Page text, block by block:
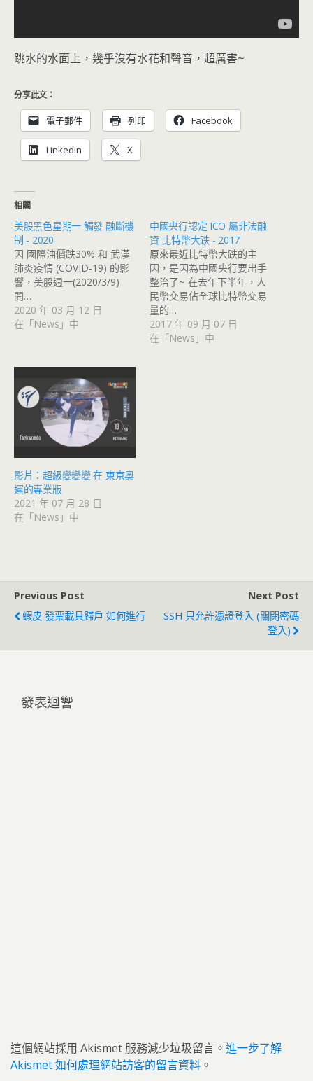
跳水的水面上，幾乎沒有水花和聲音，超厲害~
分享此文：
電子郵件 列印 Facebook
LinkedIn X
相關
美股黑色星期一 觸發 融斷機
制 - 2020
因 國際油價跌30% 和 武漢
肺炎疫情 (COVID-19) 的影
響，美股週一(2020/3/9)
開…
2020 年 03 月 12 日
在「News」中
中國央行認定 ICO 屬非法融
資 比特幣大跌 - 2017
原來最近比特幣大跌的主
因，是因為中國央行要出手
整治了~ 在去年下半年，人
民幣交易佔全球比特幣交易
量的…
2017 年 09 月 07 日
在「News」中
影片：超級變變變 在 東京奧
運的專業版
2021 年 07 月 28 日
在「News」中
Previous Post
蝦皮 發票載具歸戶 如何進行
Next Post
SSH 只允許憑證登入 (關閉密碼
登入)
發表迴響
這個網站採用 Akismet 服務減少垃圾留言。 進一步了解
Akismet 如何處理網站訪客的留言資料 。